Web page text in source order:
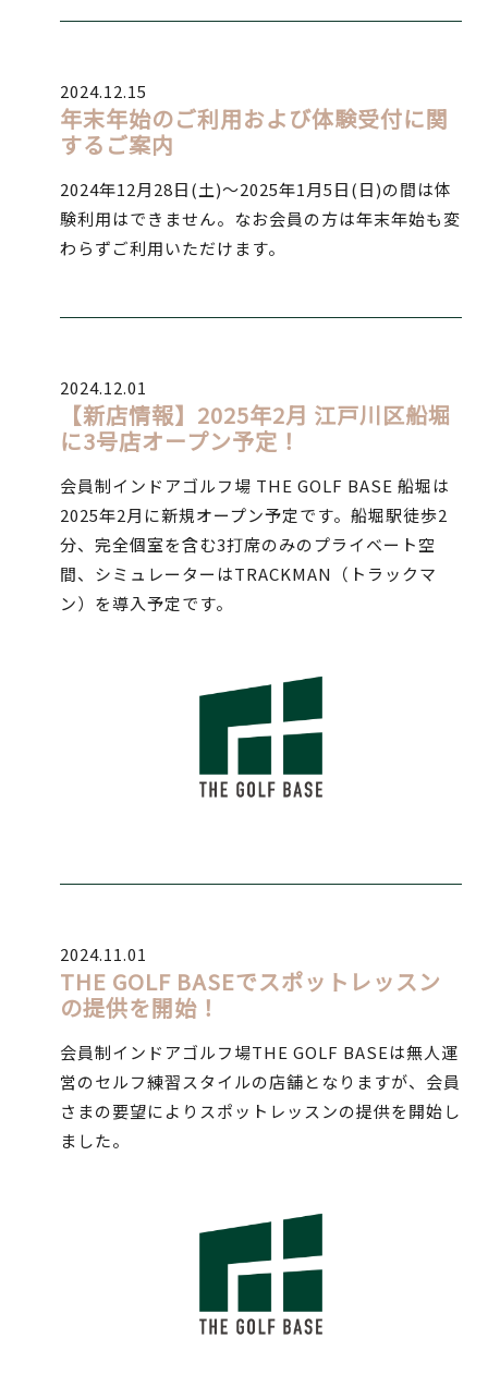
2024.12.15
年末年始のご利用および体験受付に関
するご案内
2024年12月28日(土)～2025年1月5日(日)の間は体
験利用はできません。なお会員の方は年末年始も変
わらずご利用いただけます。
2024.12.01
【新店情報】2025年2月 江戸川区船堀
に3号店オープン予定！
会員制インドアゴルフ場 THE GOLF BASE 船堀は
2025年2月に新規オープン予定です。船堀駅徒歩2
分、完全個室を含む3打席のみのプライベート空
間、シミュレーターはTRACKMAN（トラックマ
ン）を導入予定です。
2024.11.01
THE GOLF BASEでスポットレッスン
の提供を開始！
会員制インドアゴルフ場THE GOLF BASEは無人運
営のセルフ練習スタイルの店舗となりますが、会員
さまの要望によりスポットレッスンの提供を開始し
ました。